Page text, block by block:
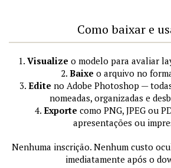
Como baixar e
1. Visualize o modelo para avaliar
2. Baixe o arquivo no
3. Edite no Adobe Photoshop —
nomeadas, organizadas e
4. Exporte como PNG, JPEG ou
apresentações ou
Nenhuma inscrição. Nenhum custo
imediatamente após o